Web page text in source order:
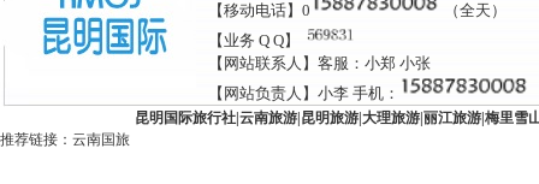
【移动电话】0
（全天）
【业务 Q Q】
【网站联系人】客服：小郑 小张
【网站负责人】小李 手机：
昆明国际旅行社| 云南旅游| 昆明旅游| 大理旅游| 丽江旅游| 梅里雪
推荐链接： 云南国旅